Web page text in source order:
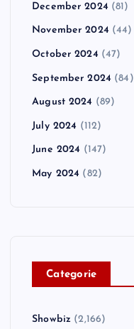
December 2024 (81)
November 2024 (44)
October 2024 (47)
September 2024 (84)
August 2024 (89)
July 2024 (112)
June 2024 (147)
May 2024 (82)
Categorie
Showbiz (2,166)